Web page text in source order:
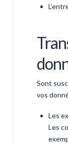
Sont
vos
Les
Les